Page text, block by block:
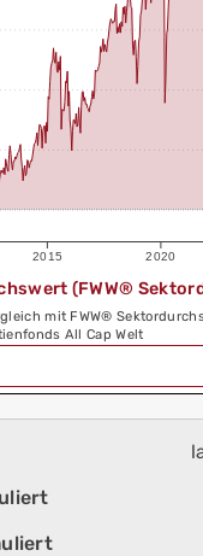
2015 2020
(FWW®
mit FWW®
All Cap Welt